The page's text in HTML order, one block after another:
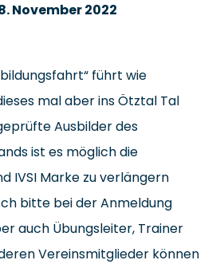
November 2022
führt wie
mal aber ins Ötztal Tal
Ausbilder des
ist es möglich die
IVSI Marke zu verlängern
bitte bei der Anmeldung
auch Übungsleiter, Trainer
Vereinsmitglieder können